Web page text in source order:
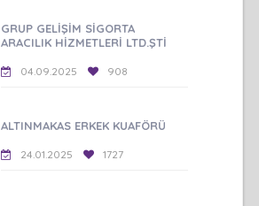
GRUP GELİŞİM SİGORTA
ARACILIK HİZMETLERİ LTD.ŞTİ
04.09.2025 908
ALTINMAKAS ERKEK KUAFÖRÜ
24.01.2025 1727